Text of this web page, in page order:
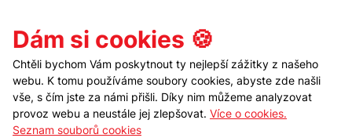
Kontakt Sledujte nás
Dám si cookies 🍪
Chtěli bychom Vám poskytnout ty nejlepší zážitky z našeho
webu. K tomu používáme soubory cookies, abyste zde našli
vše, s čím jste za námi přišli. Díky nim můžeme analyzovat
provoz webu a neustále jej zlepšovat. Více o cookies.
Seznam souborů cookies